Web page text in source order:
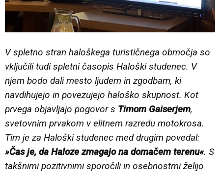
V spletno stran haloškega turističnega območja so
vključili tudi spletni časopis Haloški studenec. V
njem bodo dali mesto ljudem in zgodbam, ki
navdihujejo in povezujejo haloško skupnost. Kot
prvega objavljajo pogovor s Timom Gaiserjem,
svetovnim prvakom v elitnem razredu motokrosa.
Tim je za Haloški studenec med drugim povedal:
»Čas je, da Haloze zmagajo na domačem terenu«. S
takšnimi pozitivnimi sporočili in osebnostmi želijo